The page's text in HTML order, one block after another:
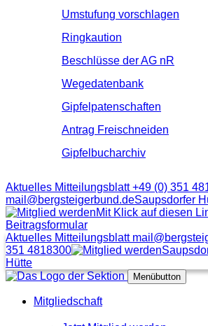
Umstufung vorschlagen
Ringkaution
Beschlüsse der AG nR
Wegedatenbank
Gipfelpatenschaften
Antrag Freischneiden
Gipfelbucharchiv
Aktuelles Mitteilungsblatt +49 (0) 351
mail@bergsteigerbund.deSaupsdorfer
Mit Klick auf diesen
Beitragsformular
Aktuelles Mitteilungsblatt
351 4818300
Hütte
Menübutton
Mitgliedschaft